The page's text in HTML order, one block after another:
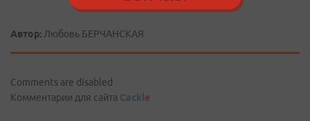
Автор: Любовь БЕРЧАНСКАЯ
Comments are disabled
Комментарии для сайта Cackle